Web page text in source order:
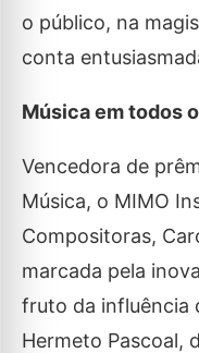
o público, na
conta
Música em todos
Vencedora de
Música, o MIMO
Compositoras,
marcada pela
fruto da influência
Hermeto Pascoal,